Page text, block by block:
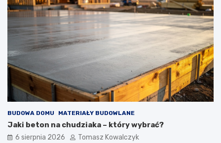
BUDOWA DOMU MATERIAŁY BUDOWLANE
Jaki beton na chudziaka – który wybrać?
6 sierpnia 2026 Tomasz Kowalczyk